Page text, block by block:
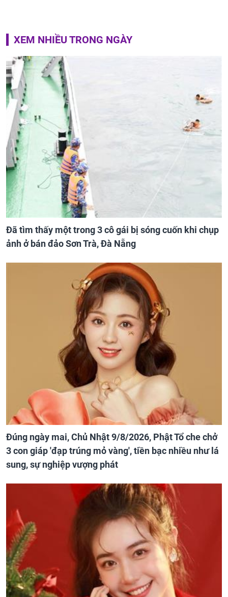
XEM NHIỀU TRONG NGÀY
Đã tìm thấy một trong 3 cô gái bị sóng cuốn khi chụp
ảnh ở bán đảo Sơn Trà, Đà Nẵng
Đúng ngày mai, Chủ Nhật 9/8/2026, Phật Tổ che chở
3 con giáp 'đạp trúng mỏ vàng', tiền bạc nhiều như lá
sung, sự nghiệp vượng phát